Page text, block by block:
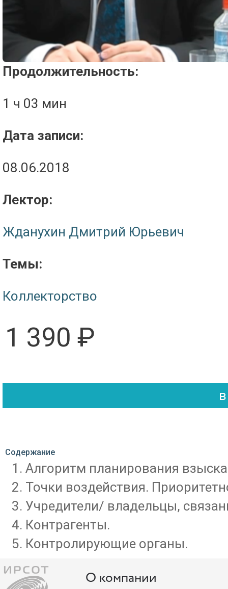
Продолжительность:
1 ч 03 мин
Дата записи:
08.06.2018
Лектор:
Жданухин Дмитрий Юрьевич
Темы:
Коллекторство
1 390 ₽
Содержание
Алгоритм планирования
Точки воздействия.
Учредители/ владельцы,
Контрагенты.
Контролирующие органы.
О компании